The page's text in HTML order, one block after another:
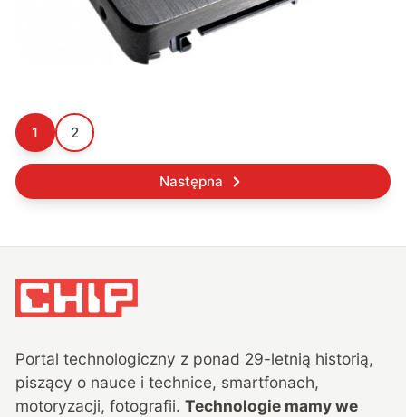
1 2
Następna
Portal technologiczny z ponad 29-letnią historią,
piszący o nauce i technice, smartfonach,
motoryzacji, fotografii. Technologie mamy we